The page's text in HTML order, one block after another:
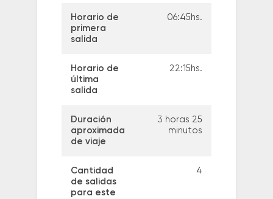
Horario de
primera
salida
06:45hs.
Horario de
última
salida
22:15hs.
Duración
aproximada
de viaje
3 horas 25
minutos
Cantidad
de salidas
para este
4